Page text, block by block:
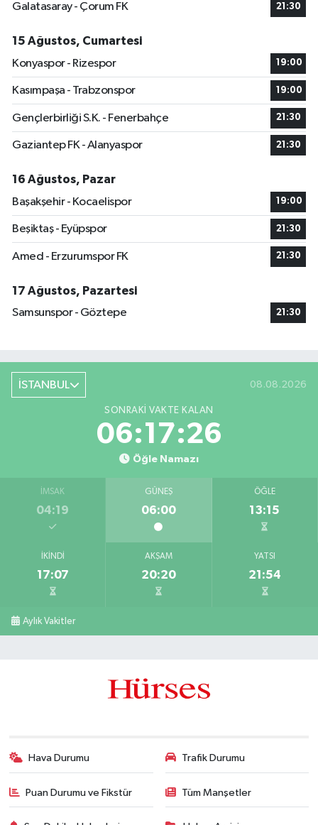
Galatasaray - Çorum FK
21:30
15 Ağustos, Cumartesi
Konyaspor - Rizespor
19:00
Kasımpaşa - Trabzonspor 19:00
Gençlerbirliği S.K. - Fenerbahçe 21:30
Gaziantep FK - Alanyaspor 21:30
16 Ağustos, Pazar
Başakşehir - Kocaelispor
19:00
Beşiktaş - Eyüpspor 21:30
Amed - Erzurumspor FK 21:30
17 Ağustos, Pazartesi
Samsunspor - Göztepe
21:30
İSTANBUL 08.08.2026
SONRAKI VAKTE KALAN
06:17:25
Öğle Namazı
İMSAK
04:19
GÜNEŞ
06:00
ÖĞLE
13:15
İKINDI
17:07
AKŞAM
20:20
YATSI
21:54
Aylık Vakitler
Hava Durumu Trafik Durumu
Puan Durumu ve Fikstür Tüm Manşetler